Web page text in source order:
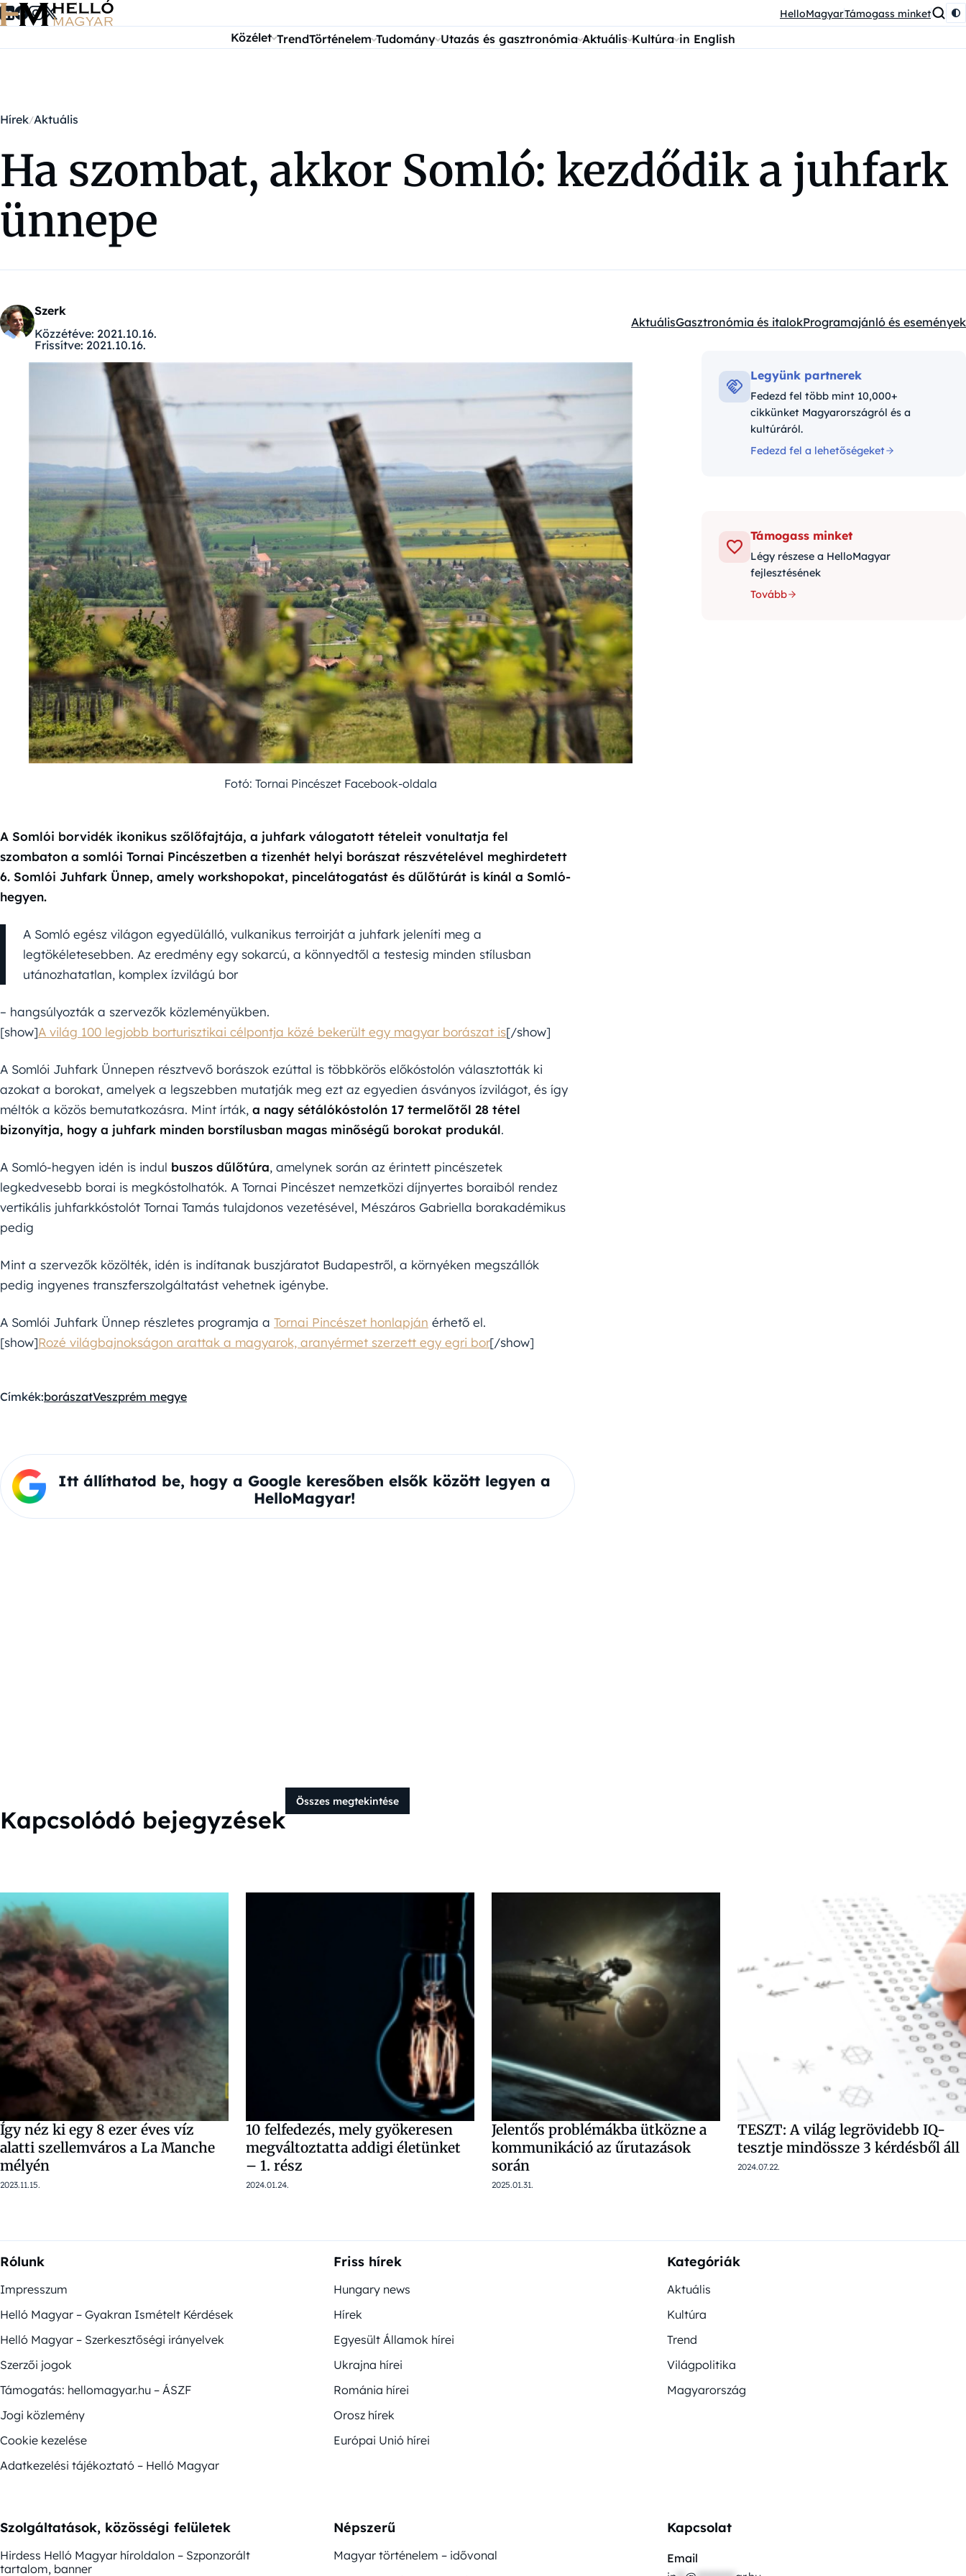
Ugrás a tartalomra HelloMagyarTámogass minket
Közélet TrendTörténelem Tudomány Utazás és gasztronómia Aktuális Kultúra in English
Hírek Aktuális
Ha szombat, akkor Somló: kezdődik a juhfark
ünnepe
Szerk
Közzétéve: 2021.10.16.
Frissítve: 2021.10.16.
Kategóriák:
AktuálisGasztronómia és italokProgramajánló és események
Fotó: Tornai Pincészet Facebook-oldala
A Somlói borvidék ikonikus szőlőfajtája, a juhfark válogatott tételeit vonultatja fel
szombaton a somlói Tornai Pincészetben a tizenhét helyi borászat részvételével meghirdetett
6. Somlói Juhfark Ünnep, amely workshopokat, pincelátogatást és dűlőtúrát is kínál a Somló-
hegyen.
A Somló egész világon egyedülálló, vulkanikus terroirját a juhfark jeleníti meg a
legtökéletesebben. Az eredmény egy sokarcú, a könnyedtől a testesig minden stílusban
utánozhatatlan, komplex ízvilágú bor
– hangsúlyozták a szervezők közleményükben.
[show]A világ 100 legjobb borturisztikai célpontja közé bekerült egy magyar borászat is[/show]
A Somlói Juhfark Ünnepen résztvevő borászok ezúttal is többkörös előkóstolón választották ki
azokat a borokat, amelyek a legszebben mutatják meg ezt az egyedien ásványos ízvilágot, és így
méltók a közös bemutatkozásra. Mint írták, a nagy sétálókóstolón 17 termelőtől 28 tétel
bizonyítja, hogy a juhfark minden borstílusban magas minőségű borokat produkál.
A Somló-hegyen idén is indul buszos dűlőtúra, amelynek során az érintett pincészetek
legkedvesebb borai is megkóstolhatók. A Tornai Pincészet nemzetközi díjnyertes boraiból rendez
vertikális juhfarkkóstolót Tornai Tamás tulajdonos vezetésével, Mészáros Gabriella borakadémikus
pedig
Mint a szervezők közölték, idén is indítanak buszjáratot Budapestről, a környéken megszállók
pedig ingyenes transzferszolgáltatást vehetnek igénybe.
A Somlói Juhfark Ünnep részletes programja a Tornai Pincészet honlapján érhető el.
[show]Rozé világbajnokságon arattak a magyarok, aranyérmet szerzett egy egri bor[/show]
Címkék:borászatVeszprém megye
Itt állíthatod be, hogy a Google keresőben elsők között legyen a
HelloMagyar!
Legyünk partnerek
Fedezd fel több mint 10,000+
cikkünket Magyarországról és a
kultúráról.
Fedezd fel a lehetőségeket
Támogass minket
Légy részese a HelloMagyar
fejlesztésének
Tovább
Kapcsolódó bejegyzések
Összes megtekintése
Így néz ki egy 8 ezer éves víz
alatti szellemváros a La Manche
mélyén
2023.11.15.
10 felfedezés, mely gyökeresen
megváltoztatta addigi életünket
– 1. rész
2024.01.24.
Jelentős problémákba ütközne a
kommunikáció az űrutazások
során
2025.01.31.
TESZT: A világ legrövidebb IQ-
tesztje mindössze 3 kérdésből áll
2024.07.22.
Rólunk
Impresszum
Helló Magyar – Gyakran Ismételt Kérdések
Helló Magyar – Szerkesztőségi irányelvek
Szerzői jogok
Támogatás: hellomagyar.hu – ÁSZF
Jogi közlemény
Cookie kezelése
Adatkezelési tájékoztató – Helló Magyar
Friss hírek
Hungary news
Hírek
Egyesült Államok hírei
Ukrajna hírei
Románia hírei
Orosz hírek
Európai Unió hírei
Kategóriák
Aktuális
Kultúra
Trend
Világpolitika
Magyarország
Szolgáltatások, közösségi felületek
Hirdess Helló Magyar híroldalon – Szponzorált
tartalom, banner
Népszerű
Magyar történelem – idővonal
Kapcsolat
Email